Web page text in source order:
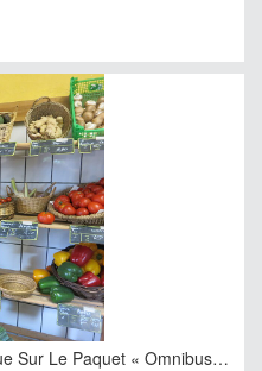
Sur Le Paquet « Omnibus…